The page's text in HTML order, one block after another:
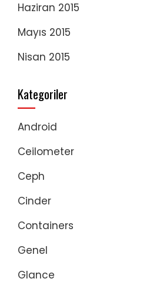
Haziran 2015
Mayıs 2015
Nisan 2015
Kategoriler
Android
Ceilometer
Ceph
Cinder
Containers
Genel
Glance